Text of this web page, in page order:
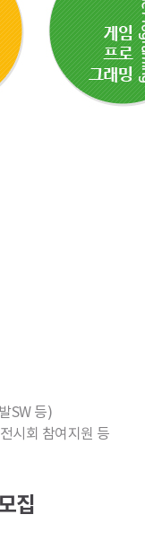
SW 등)
시회 참여지원 등
집